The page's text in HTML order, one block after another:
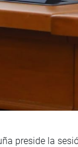
preside la